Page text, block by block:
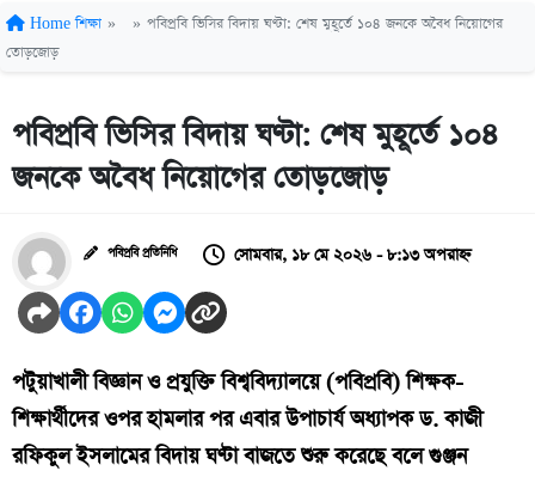
Home শিক্ষা » » পবিপ্রবি ভিসির বিদায় ঘণ্টা: শেষ মুহূর্তে ১০৪ জনকে অবৈধ নিয়োগের
তোড়জোড়
পবিপ্রবি ভিসির বিদায় ঘণ্টা: শেষ মুহূর্তে ১০৪
জনকে অবৈধ নিয়োগের তোড়জোড়
পবিপ্রবি প্রতিনিধি সোমবার, ১৮ মে ২০২৬ - ৮:১৩ অপরাহ্ন
পটুয়াখালী বিজ্ঞান ও প্রযুক্তি বিশ্ববিদ্যালয়ে (পবিপ্রবি) শিক্ষক-
শিক্ষার্থীদের ওপর হামলার পর এবার উপাচার্য অধ্যাপক ড. কাজী
রফিকুল ইসলামের বিদায় ঘণ্টা বাজতে শুরু করেছে বলে গুঞ্জন